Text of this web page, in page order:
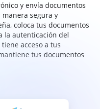
y envía documentos
segura y
coloca tus documentos
la autenticación del
acceso a tus
tus documentos